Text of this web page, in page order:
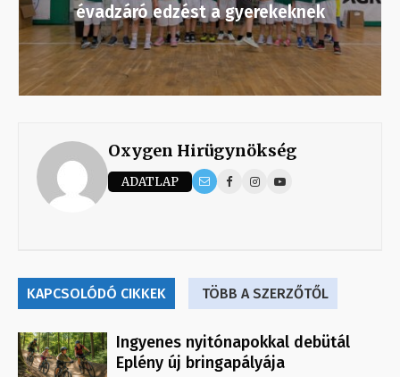
évadzáró edzést a gyerekeknek
Oxygen Hirügynökség
ADATLAP
KAPCSOLÓDÓ CIKKEK TÖBB A SZERZŐTŐL
Ingyenes nyitónapokkal debütál
Eplény új bringapályája